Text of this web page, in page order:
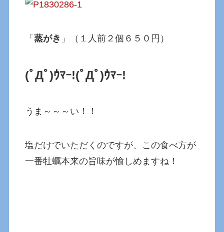
「蒸がき 」（１人前２個６５０円）
(ﾟДﾟ)ｳﾏｰ!(ﾟДﾟ)ｳﾏｰ!
うま～～～い！！
塩だけでいただくのですが、この食べ方が
一番牡蠣本来の旨味が愉しめますね！